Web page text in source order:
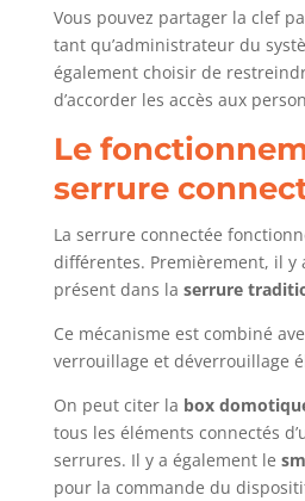
Vous pouvez partager la clef
tant qu’administrateur du
également choisir de
d’accorder les accès aux
Le
serrure
La serrure connectée
différentes. Premièrement, il y
présent dans la serrure
Ce mécanisme est combiné
verrouillage et déverrouillage
On peut citer la box
tous les éléments connectés
serrures. Il y a également le
pour la commande du